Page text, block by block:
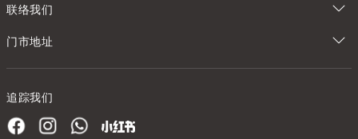
联络我们
门市地址
追踪我们